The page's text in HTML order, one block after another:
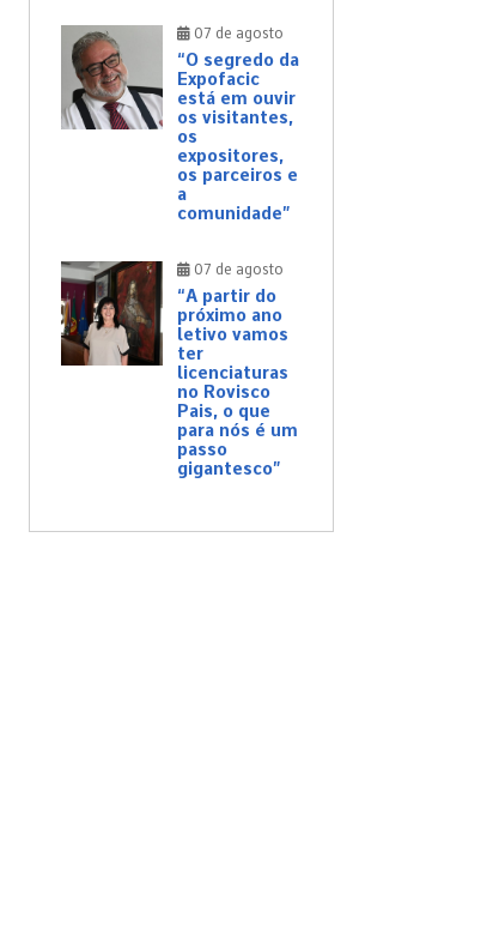
07 de agosto
“O segredo da
Expofacic
está em ouvir
os visitantes,
os
expositores,
os parceiros e
a
comunidade”
07 de agosto
“A partir do
próximo ano
letivo vamos
ter
licenciaturas
no Rovisco
Pais, o que
para nós é um
passo
gigantesco”